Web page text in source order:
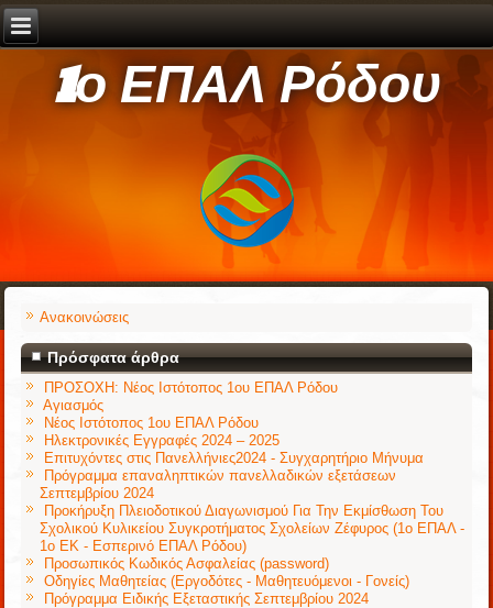
1ο ΕΠΑΛ Ρόδου
Ανακοινώσεις
Πρόσφατα άρθρα
ΠΡΟΣΟΧΗ: Νέος Ιστότοπος 1ου ΕΠΑΛ Ρόδου
Αγιασμός
Νέος Ιστότοπος 1ου ΕΠΑΛ Ρόδου
Ηλεκτρονικές Εγγραφές 2024 – 2025
Επιτυχόντες στις Πανελλήνιες2024 - Συγχαρητήριο Μήνυμα
Πρόγραμμα επαναληπτικών πανελλαδικών εξετάσεων
Σεπτεμβρίου 2024
Προκήρυξη Πλειοδοτικού Διαγωνισμού Για Την Εκμίσθωση Του
Σχολικού Κυλικείου Συγκροτήματος Σχολείων Ζέφυρος (1ο ΕΠΑΛ -
1ο ΕΚ - Εσπερινό ΕΠΑΛ Ρόδου)
Προσωπικός Κωδικός Ασφαλείας (password)
Οδηγίες Μαθητείας (Εργοδότες - Μαθητευόμενοι - Γονείς)
Πρόγραμμα Ειδικής Εξεταστικής Σεπτεμβρίου 2024